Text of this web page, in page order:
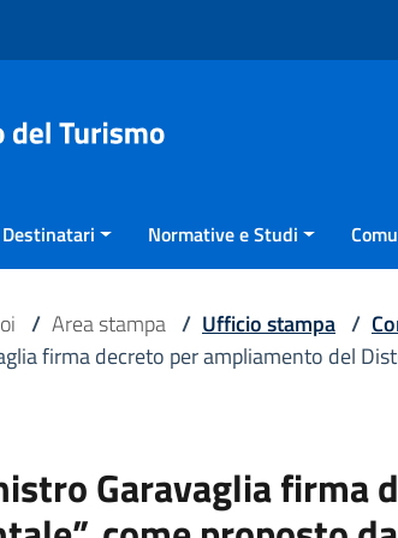
Destinatari Normative e Studi
/ Area stampa / Ufficio stampa /
firma decreto per ampliamento del
Garavaglia